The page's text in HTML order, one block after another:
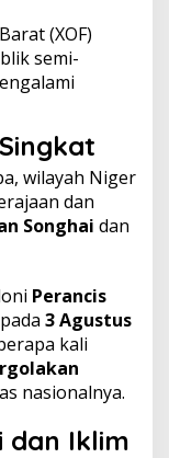
(XOF)
semi-
wilayah Niger
dan
Songhai dan
Perancis
3 Agustus
kali
nasionalnya.
dan Iklim